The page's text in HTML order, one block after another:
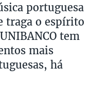
portuguesa
traga o espírito
tem
mais
há